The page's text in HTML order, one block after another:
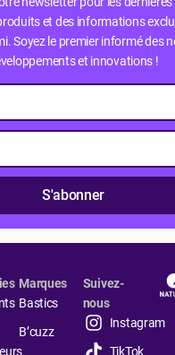
et des informations
Soyez le premier informé des
et innovations !
S'abonner
Marques
Bastics
B’cuzz
Suivez-
nous
Instagram
TikTok